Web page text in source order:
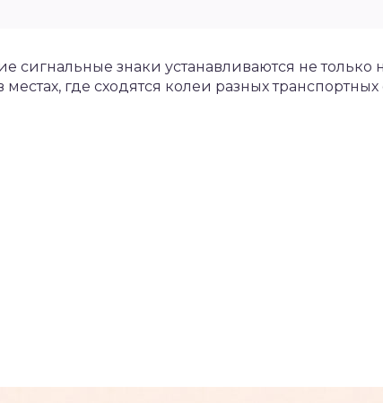
сигнальные знаки устанавливаются не только
где сходятся колеи разных